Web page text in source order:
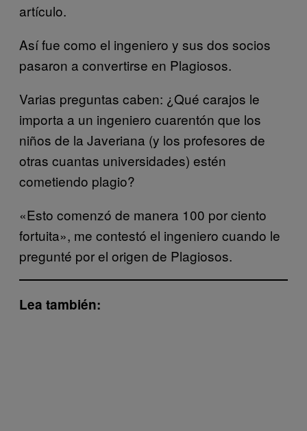
artículo.
Así fue como el ingeniero y sus dos socios
pasaron a convertirse en Plagiosos.
Varias preguntas caben: ¿Qué carajos le
importa a un ingeniero cuarentón que los
niños de la Javeriana (y los profesores de
otras cuantas universidades) estén
cometiendo plagio?
«Esto comenzó de manera 100 por ciento
fortuita», me contestó el ingeniero cuando le
pregunté por el origen de Plagiosos.
Lea también: